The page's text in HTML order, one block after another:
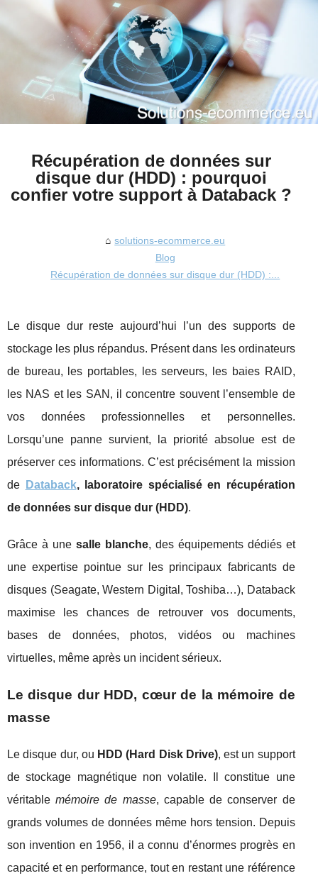
Récupération de données sur
disque dur (HDD) : pourquoi
confier votre support à Databack ?
solutions-ecommerce.eu
Blog
Récupération de données sur disque dur (HDD) :...
Le disque dur reste aujourd’hui l’un des supports de
stockage les plus répandus. Présent dans les ordinateurs
de bureau, les portables, les serveurs, les baies RAID,
les NAS et les SAN, il concentre souvent l’ensemble de
vos données professionnelles et personnelles.
Lorsqu’une panne survient, la priorité absolue est de
préserver ces informations. C’est précisément la mission
de
Databack, laboratoire spécialisé en récupération
de données sur disque dur (HDD).
Grâce à une salle blanche, des équipements dédiés et
une expertise pointue sur les principaux fabricants de
disques (Seagate, Western Digital, Toshiba…), Databack
maximise les chances de retrouver vos documents,
bases de données, photos, vidéos ou machines
virtuelles, même après un incident sérieux.
Le disque dur HDD, cœur de la mémoire de
masse
Le disque dur, ou HDD (Hard Disk Drive), est un support
de stockage magnétique non volatile. Il constitue une
véritablemémoire de masse, capable de conserver de
grands volumes de données même hors tension. Depuis
son invention en 1956, il a connu d’énormes progrès en
capacité et en performance, tout en restant une référence